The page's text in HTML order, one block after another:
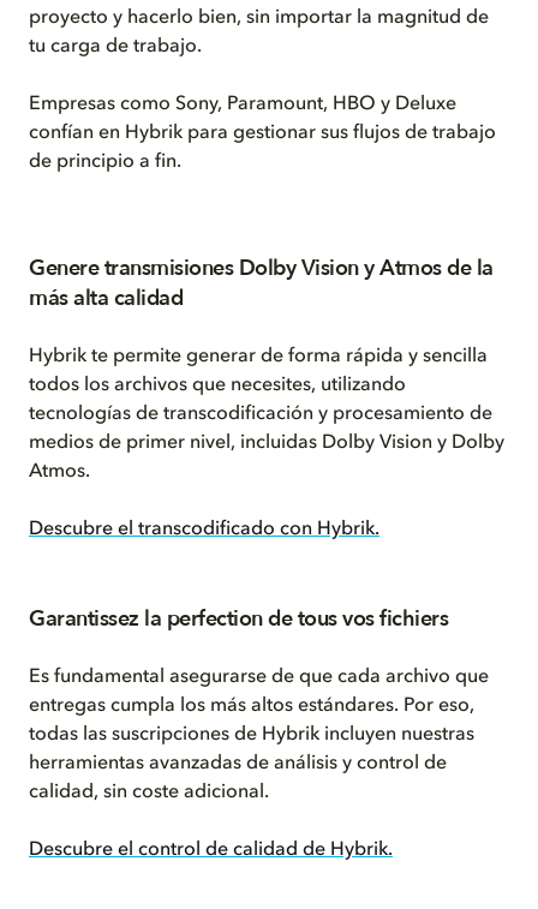
proyecto y hacerlo bien, sin importar la magnitud de
tu carga de trabajo.
Empresas como Sony, Paramount, HBO y Deluxe
confían en Hybrik para gestionar sus flujos de trabajo
de principio a fin.
Genere transmisiones Dolby Vision y Atmos de la
más alta calidad
Hybrik te permite generar de forma rápida y sencilla
todos los archivos que necesites, utilizando
tecnologías de transcodificación y procesamiento de
medios de primer nivel, incluidas Dolby Vision y Dolby
Atmos.
Descubre el transcodificado con Hybrik.
Garantissez la perfection de tous vos fichiers
Es fundamental asegurarse de que cada archivo que
entregas cumpla los más altos estándares. Por eso,
todas las suscripciones de Hybrik incluyen nuestras
herramientas avanzadas de análisis y control de
calidad, sin coste adicional.
Descubre el control de calidad de Hybrik.